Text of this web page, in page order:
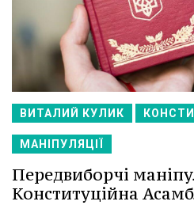
ВИТАЛИЙ КУЛИК
МАНІПУЛЯЦІЇ
Передвиборчі
Конституційна